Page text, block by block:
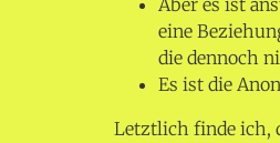
Aber es ist
eine
die dennoch
Es ist die
Letztlich finde ich,